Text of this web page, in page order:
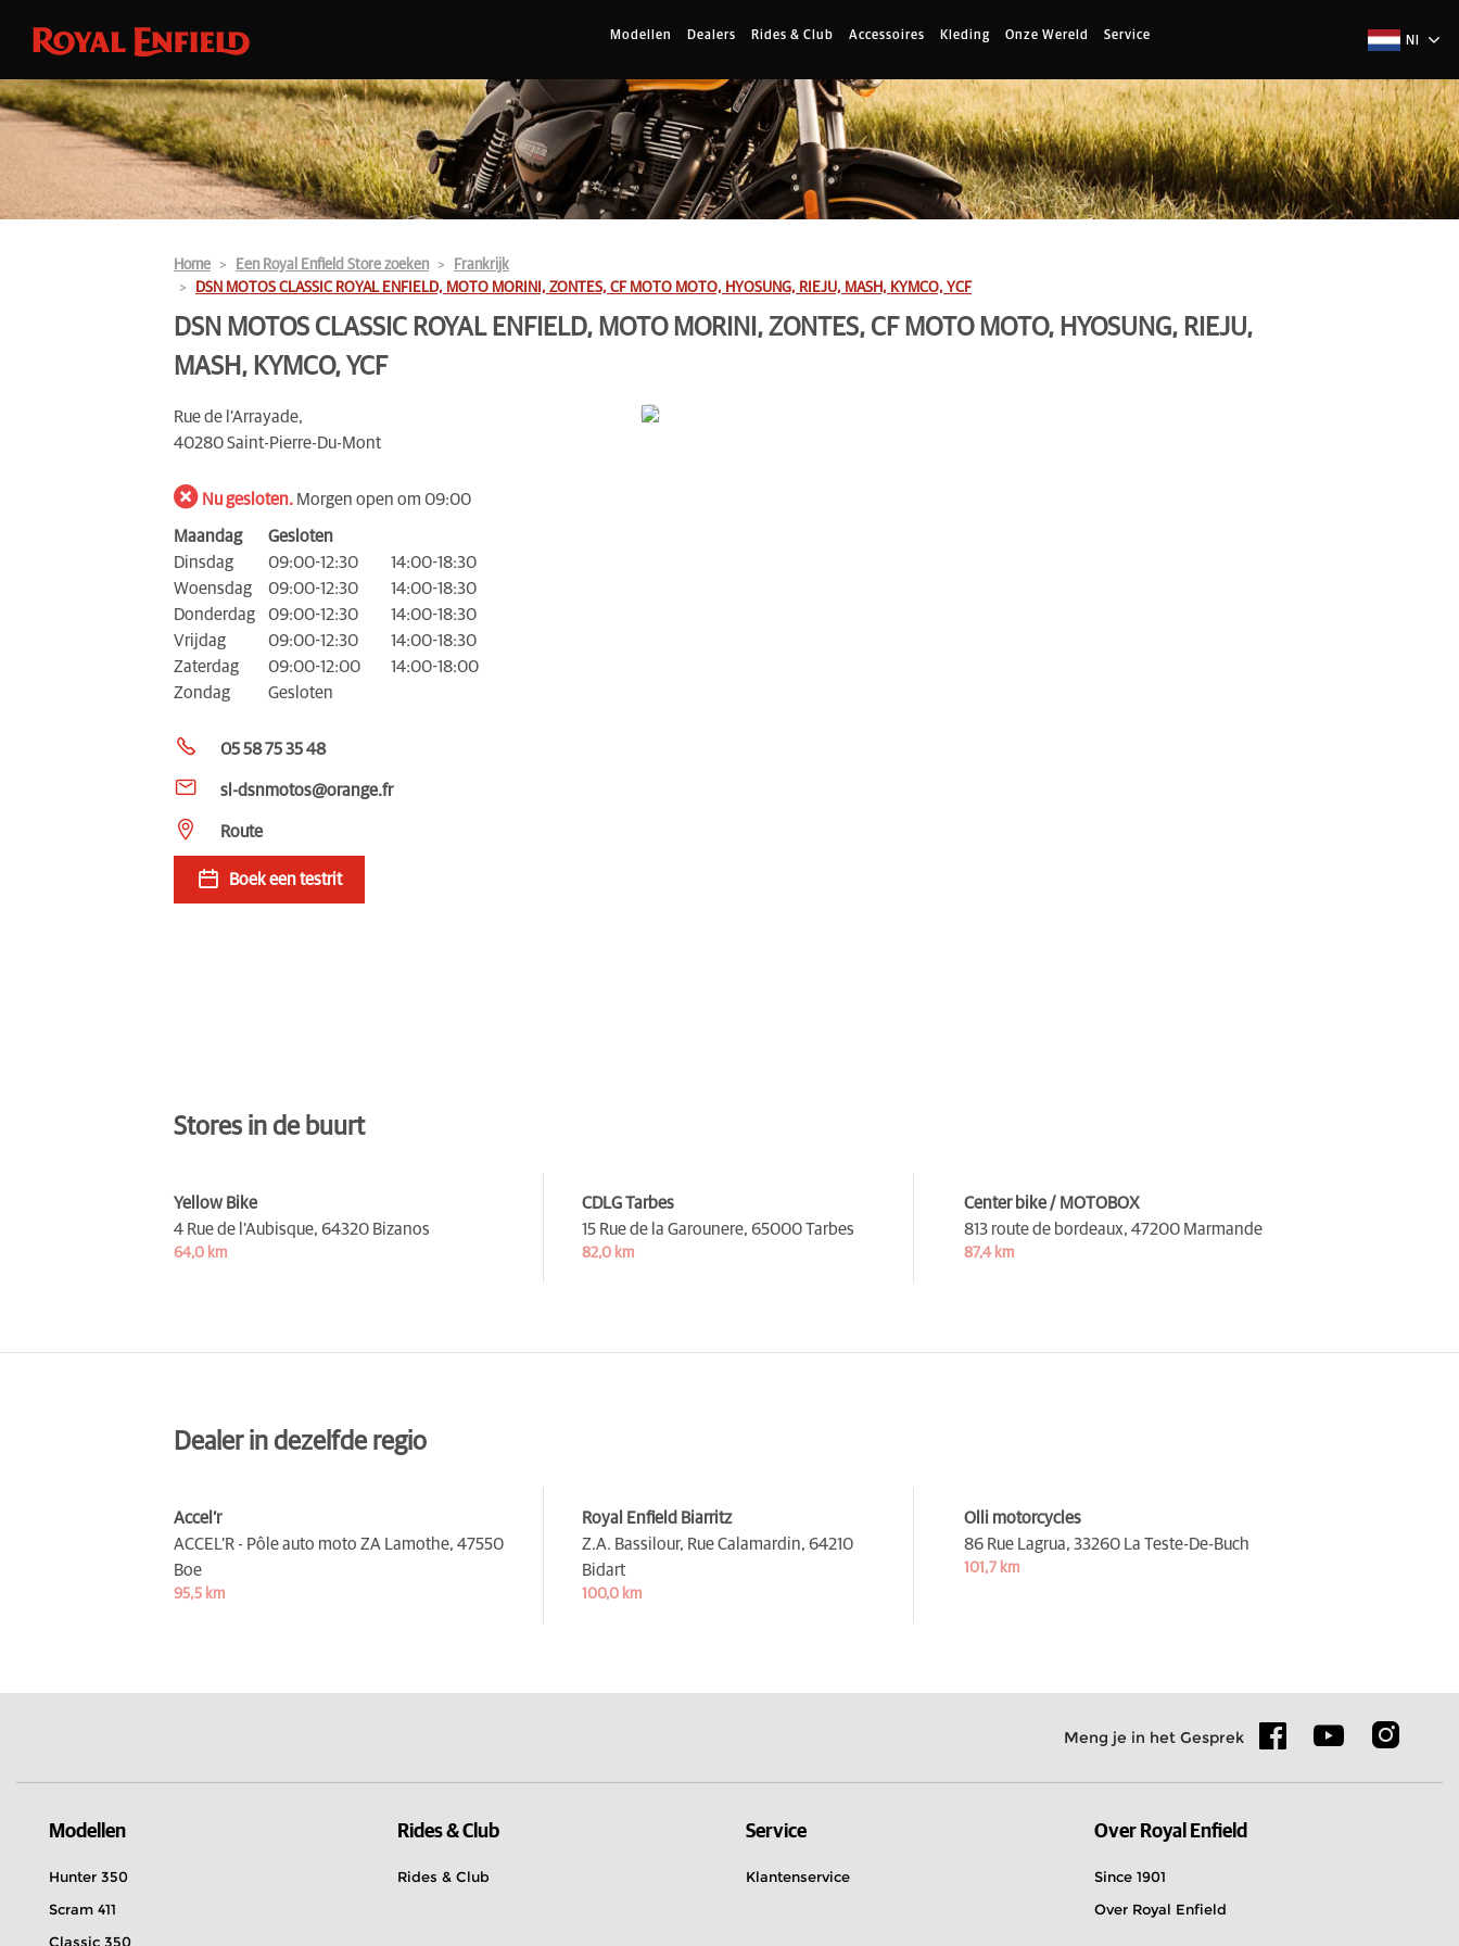
Modellen Dealers Rides & Club Accessoires Kleding Onze Wereld Service Nl
Home Een Royal Enfield Store zoeken
Frankrijk
DSN MOTOS CLASSIC ROYAL ENFIELD, MOTO MORINI, ZONTES, CF MOTO MOTO, HYOSUNG, RIEJU, MASH, KYMCO, YCF
DSN MOTOS CLASSIC ROYAL ENFIELD, MOTO MORINI, ZONTES, CF MOTO MOTO, HYOSUNG, RIEJU,
MASH, KYMCO, YCF
Rue de l'Arrayade,
40280 Saint-Pierre-Du-Mont
Nu gesloten. Morgen open om 09:00
Maandag
Gesloten
Dinsdag
09:00-12:30
14:00-18:30
Woensdag
09:00-12:30
14:00-18:30
Donderdag
09:00-12:30
14:00-18:30
Vrijdag
09:00-12:30
14:00-18:30
Zaterdag
09:00-12:00
14:00-18:00
Zondag
Gesloten
05 58 75 35 48
sl-dsnmotos@orange.fr
Route
Boek een testrit
Stores in de buurt
Yellow Bike
4 Rue de l'Aubisque, 64320 Bizanos
64,0 km
CDLG Tarbes
15 Rue de la Garounere, 65000 Tarbes
82,0 km
Center bike / MOTOBOX
813 route de bordeaux, 47200 Marmande
87,4 km
Dealer in dezelfde regio
Accel’r
ACCEL’R - Pôle auto moto ZA Lamothe, 47550
Boe
95,5 km
Royal Enfield Biarritz
Z.A. Bassilour, Rue Calamardin, 64210
Bidart
100,0 km
Olli motorcycles
86 Rue Lagrua, 33260 La Teste-De-Buch
101,7 km
Meng je in het Gesprek
Modellen
Hunter 350
Scram 411
Classic 350
Rides & Club
Rides & Club
Service
Klantenservice
Over Royal Enfield
Since 1901
Over Royal Enfield